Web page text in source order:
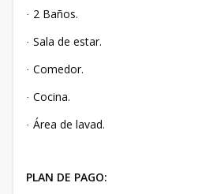
· 2 Baños.
· Sala de estar.
· Comedor.
· Cocina.
· Área de lavad.
PLAN DE PAGO: